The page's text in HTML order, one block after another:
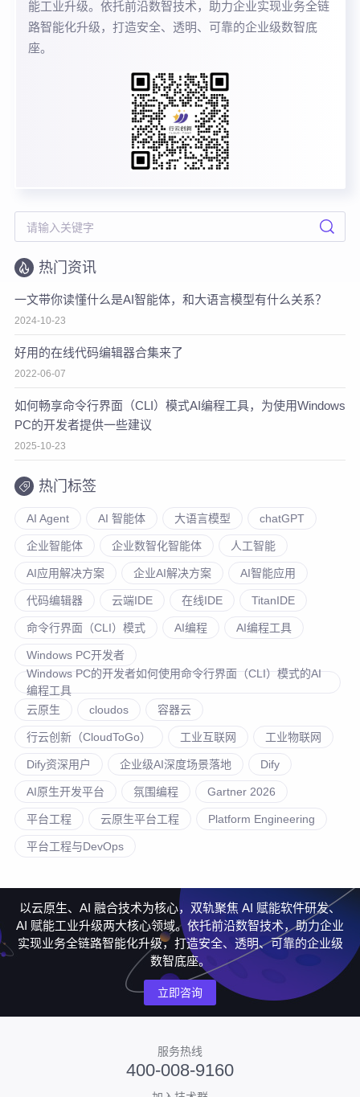
能工业升级。依托前沿数智技术，助力企业实现业务全链
路智能化升级，打造安全、透明、可靠的企业级数智底
座。
热门资讯
一文带你读懂什么是AI智能体，和大语言模型有什么关系？
2024-10-23
好用的在线代码编辑器合集来了
2022-06-07
如何畅享命令行界面（CLI）模式AI编程工具，为使用Windows
PC的开发者提供一些建议
2025-10-23
热门标签
AI Agent AI 智能体 大语言模型 chatGPT
企业智能体 企业数智化智能体 人工智能
AI应用解决方案 企业AI解决方案 AI智能应用
代码编辑器 云端IDE 在线IDE TitanIDE
命令行界面（CLI）模式 AI编程 AI编程工具
Windows PC开发者
Windows PC的开发者如何使用命令行界面（CLI）模式的AI
编程工具
云原生
cloudos 容器云
行云创新（CloudToGo） 工业互联网 工业物联网
Dify资深用户 企业级AI深度场景落地 Dify
AI原生开发平台 氛围编程 Gartner 2026
平台工程 云原生平台工程 Platform Engineering
平台工程与DevOps
以云原生、AI 融合技术为核心，双轨聚焦 AI 赋能软件研发、
AI 赋能工业升级两大核心领域。依托前沿数智技术，助力企业
实现业务全链路智能化升级，打造安全、透明、可靠的企业级
数智底座。
立即咨询
服务热线
400-008-9160